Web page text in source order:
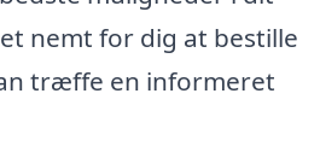
nemt for dig at bestille
træffe en informeret